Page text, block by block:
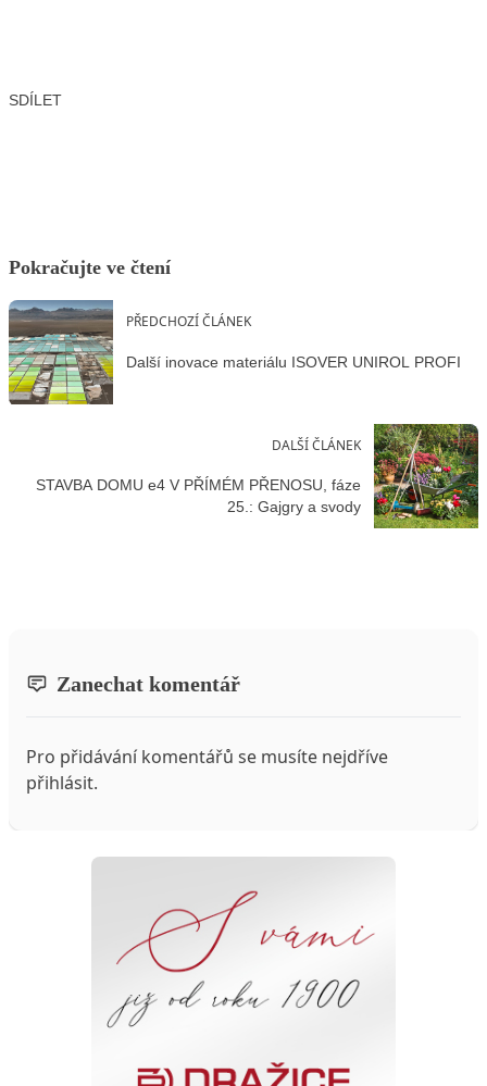
SDÍLET
Pokračujte ve čtení
PŘEDCHOZÍ ČLÁNEK
Další inovace materiálu ISOVER UNIROL PROFI
DALŠÍ ČLÁNEK
STAVBA DOMU e4 V PŘÍMÉM PŘENOSU, fáze
25.: Gajgry a svody
Zanechat komentář
Pro přidávání komentářů se musíte nejdříve
přihlásit.